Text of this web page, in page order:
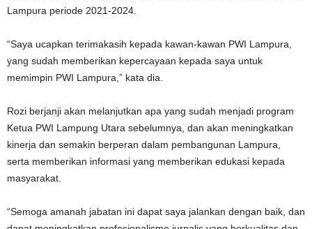
Lampura periode 2021-2024.
“Saya ucapkan terimakasih kepada kawan-kawan PWI Lampura,
yang sudah memberikan kepercayaan kepada saya untuk
memimpin PWI Lampura,” kata dia.
Rozi berjanji akan melanjutkan apa yang sudah menjadi program
Ketua PWI Lampung Utara sebelumnya, dan akan meningkatkan
kinerja dan semakin berperan dalam pembangunan Lampura,
serta memberikan informasi yang memberikan edukasi kepada
masyarakat.
“Semoga amanah jabatan ini dapat saya jalankan dengan baik, dan